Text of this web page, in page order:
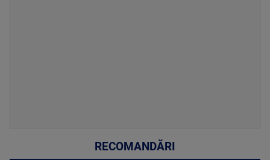
RECOMANDĂRI